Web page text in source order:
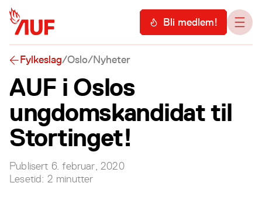
Hopp til hovedinnhold MenyBli medlem!
Fylkeslag/Oslo/Nyheter
AUF i Oslos
ungdomskandidat til
Stortinget!
Publisert 6. februar, 2020
Lesetid: 2 minutter